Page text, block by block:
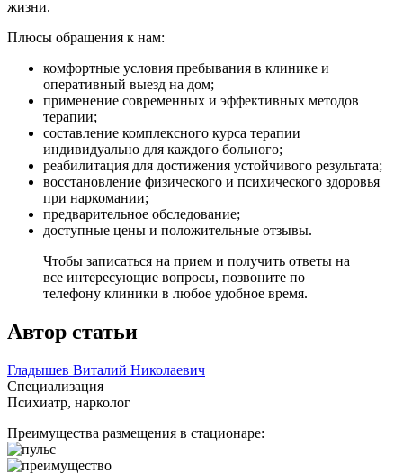
жизни.
Плюсы обращения к нам:
комфортные условия пребывания в клинике и
оперативный выезд на дом;
применение современных и эффективных методов
терапии;
составление комплексного курса терапии
индивидуально для каждого больного;
реабилитация для достижения устойчивого результата;
восстановление физического и психического здоровья
при наркомании;
предварительное обследование;
доступные цены и положительные отзывы.
Чтобы записаться на прием и получить ответы на
все интересующие вопросы, позвоните по
телефону клиники в любое удобное время.
Автор статьи
Гладышев Виталий Николаевич
Специализация
Психиатр, нарколог
Преимущества размещения в стационаре: